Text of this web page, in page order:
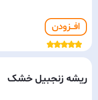
افـــزودن
ریشه زنجبیل خشک